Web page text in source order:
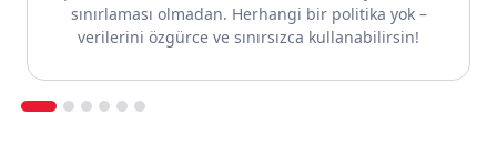
sınırlaması olmadan. Herhangi bir politika yok –
verilerini özgürce ve sınırsızca kullanabilirsin!